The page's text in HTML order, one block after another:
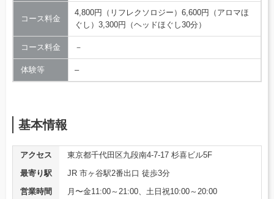
コース料金
4,800円（リフレクソロジー）6,600円（アロマほ
ぐし）3,300円（ヘッドほぐし30分）
コース料金 －
体験等 –
基本情報
アクセス
東京都千代田区九段南4-7-17 杉喜ビル5F
最寄り駅
JR 市ヶ谷駅2番出口 徒歩3分
営業時間
月〜金11:00～21:00、土日祝10:00～20:00